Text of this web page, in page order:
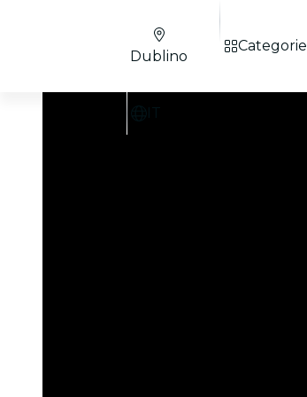
Dublino
IT
Categorie